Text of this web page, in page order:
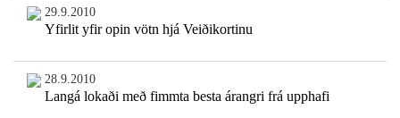
29.9.2010
Yfirlit yfir opin vötn hjá Veiðikortinu
28.9.2010
Langá lokaði með fimmta besta árangri frá upphafi